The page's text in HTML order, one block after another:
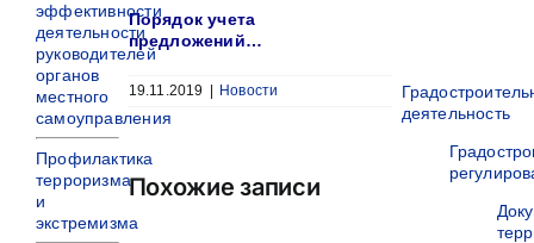
Порядок учета
предложений…
19.11.2019 Новости
Похожие записи
эффективности
деятельности
руководителей
органов
местного
самоуправления
Профилактика
терроризма
и
экстремизма
деятельность